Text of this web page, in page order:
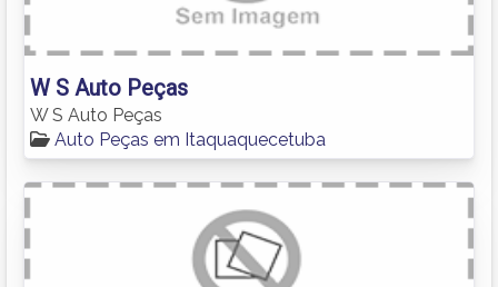
W S Auto Peças
W S Auto Peças
Auto Peças em Itaquaquecetuba